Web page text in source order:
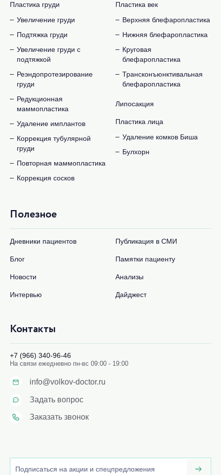
Пластика груди
Увеличение груди
Подтяжка груди
Увеличение груди с
подтяжкой
Реэндопротезирование
груди
Редукционная
маммопластика
Удаление имплантов
Коррекция тубулярной
груди
Повторная маммопластика
Коррекция сосков
Пластика век
Верхняя блефаропластика
Нижняя блефаропластика
Круговая
блефаропластика
Трансконъюнктивальная
блефаропластика
Липосакция
Пластика лица
Удаление комков Биша
Булхорн
Полезное
Дневники пациентов
Блог
Новости
Интервью
Публикация в СМИ
Памятки пациенту
Анализы
Дайджест
Контакты
+7 (966) 340-96-46
На связи ежедневно пн-вс 09:00 - 19:00
info@volkov-doctor.ru
Задать вопрос
Заказать звонок